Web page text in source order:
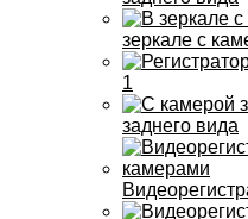
зеркале с
1
заднего вида